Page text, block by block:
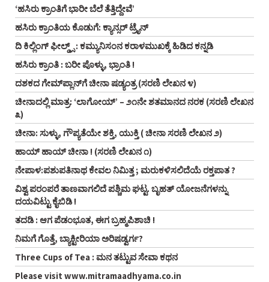
‘ಹಸಿರು ಕ್ರಾಂತಿಗೆ ಭಾರೀ ಬೆಲೆ ತೆತ್ತಿದ್ದೇವೆ’
ಹಸಿರು ಕ್ರಾಂತಿಯ ಕೊಡುಗೆ: ಕ್ಯಾನ್ಸರ್ ಟ್ರೈನ್
ದಿ ಕಿಲ್ಲಿಂಗ್ ಫೀಲ್ಡ್ಸ್ : ಕಮ್ಯುನಿಸಂನ ಕರಾಳಮುಖಕ್ಕೆ ಹಿಡಿದ ಕನ್ನಡಿ
ಹಸಿರು ಕ್ರಾಂತಿ : ಬರೀ ಪೊಳ್ಳು, ಭ್ರಾಂತಿ !
ದಶಕದ ಗೇಮ್‌ಪ್ಲಾನ್‌ಗೆ ಚೀನಾ ಷಡ್ಯಂತ್ರ (ಸರಣಿ ಲೇಖನ ೪)
ಚೀನಾದಲ್ಲಿ ಮಾತ್ರ: ‘ಲಾಗೋಯ್’ – ೨೧ನೇ ಶತಮಾನದ ನರಕ (ಸರಣಿ ಲೇಖನ
೩)
ಚೀನಾ: ಸುಳ್ಳು, ಗೌಪ್ಯತೆಯೇ ಶಕ್ತಿ, ಯುಕ್ತಿ ( ಚೀನಾ ಸರಣಿ ಲೇಖನ ೨)
ಹಾಯ್ ಹಾಯ್ ಚೀನಾ ! (ಸರಣಿ ಲೇಖನ ೧)
ನೇಪಾಳ:ಪಶುಪತಿನಾಥ ಕೇವಲ ನಿಮಿತ್ತ ; ಮರುಕಳಿಸಲಿದೆಯೆ ರಕ್ತಪಾತ ?
ವಿಶ್ವ ಪರಂಪರೆ ತಾಣವಾಗಲಿದೆ ಪಶ್ಚಿಮ ಘಟ್ಟ. ಬೃಹತ್ ಯೋಜನೆಗಳನ್ನು
ದಯವಿಟ್ಟು ಕೈಬಿಡಿ !
ತದಡಿ : ಆಗ ಪೆಡಂಭೂತ, ಈಗ ಬ್ರಹ್ಮಪಿಶಾಚಿ !
ನಿಮಗೆ ಗೊತ್ತೆ, ಬ್ಯಾಕ್ಟೀರಿಯಾ ಅರಿಷಡ್ವರ್ಗ?
Three Cups of Tea : ಮನ ತಟ್ಟುವ ಸೇವಾ ಕಥನ
Please visit www.mitramaadhyama.co.in